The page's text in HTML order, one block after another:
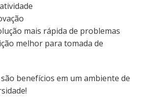
mais rápida de problemas
melhor para tomada de
benefícios em um ambiente de